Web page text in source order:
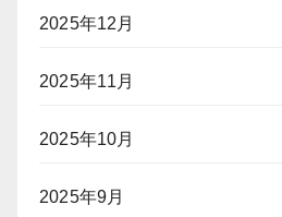
2025年12月
2025年11月
2025年10月
2025年9月